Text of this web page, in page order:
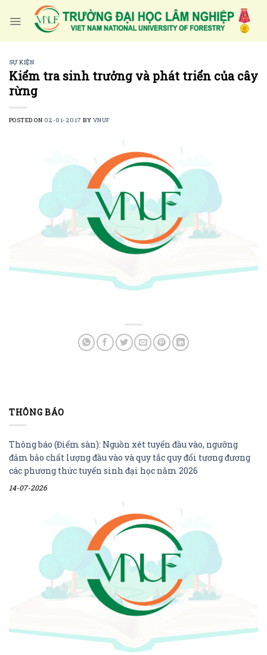
SỰ KIỆN
Kiểm tra sinh trưởng và phát triển của cây
rừng
POSTED ON 02-01-2017 BY VNUF
THÔNG BÁO
Thông báo (Điểm sàn): Nguồn xét tuyển đầu vào, ngưỡng
đảm bảo chất lượng đầu vào và quy tắc quy đổi tương đương
các phương thức tuyển sinh đại học năm 2026
14-07-2026